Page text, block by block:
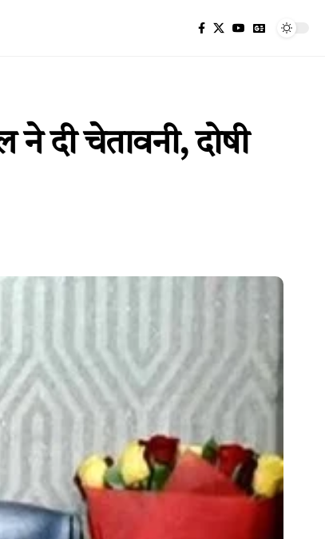
ने दी चेतावनी, दोषी